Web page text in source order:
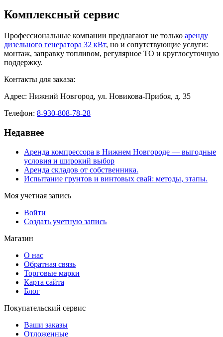
Комплексный сервис
Профессиональные компании предлагают не только аренду
дизельного генератора 32 кВт, но и сопутствующие услуги:
монтаж, заправку топливом, регулярное ТО и круглосуточную
поддержку.
Контакты для заказа:
Адрес: Нижний Новгород, ул. Новикова-Прибоя, д. 35
Телефон: 8-930-808-78-28
Недавнее
Аренда компрессора в Нижнем Новгороде — выгодные
условия и широкий выбор
Аренда складов от собственника.
Испытание грунтов и винтовых свай: методы, этапы.
Моя учетная запись
Войти
Создать учетную запись
Магазин
О нас
Обратная связь
Торговые марки
Карта сайта
Блог
Покупательский сервис
Ваши заказы
Отложенные